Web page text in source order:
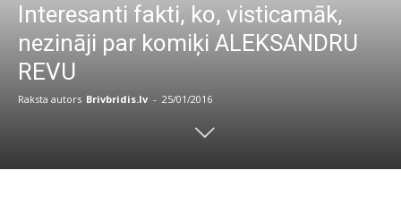
Interesanti fakti, ko, visticamāk,
nezināji par komiķi ALEKSANDRU
REVU
Raksta autors Brivbridis.lv - 25/01/2016